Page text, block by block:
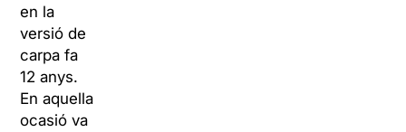
en la
versió de
carpa fa
12 anys.
En aquella
ocasió va